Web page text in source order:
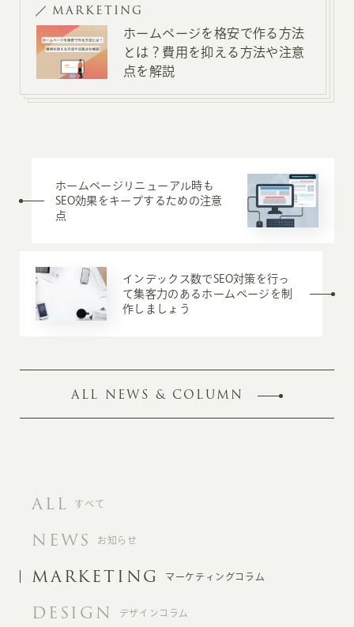
MARKETING
ホームページを格安で作る方法
とは？費用を抑える方法や注意
点を解説
ホームページリニューアル時も
SEO効果をキープするための注意
点
インデックス数でSEO対策を行っ
て集客力のあるホームページを制
作しましょう
ALL NEWS & COLUMN
ALL すべて
NEWS お知らせ
MARKETING マーケティングコラム
DESIGN デザインコラム